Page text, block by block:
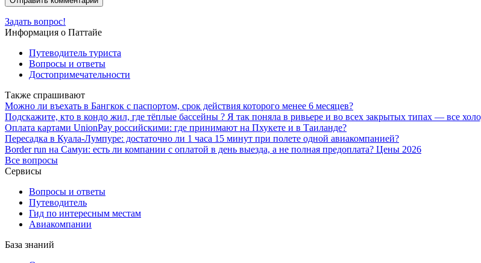
Задать вопрос!
Информация о Паттайе
Путеводитель туриста
Вопросы и ответы
Достопримечательности
Также спрашивают
Можно ли въехать в Бангкок с паспортом, срок действия которого менее 6 месяцев?
Подскажите, кто в кондо жил, где тёплые бассейны ? Я так поняла в ривьере и во всех закрытых типах — все
Оплата картами UnionPay российскими: где принимают на Пхукете и в Таиланде?
Пересадка в Куала-Лумпуре: достаточно ли 1 часа 15 минут при полете одной авиакомпанией?
Border run на Самуи: есть ли компании с оплатой в день выезда, а не полная предоплата? Цены 2026
Все вопросы
Сервисы
Вопросы и ответы
Путеводитель
Гид по интересным местам
Авиакомпании
База знаний